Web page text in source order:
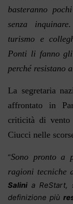
basteranno
senza
turismo e
Ponti li fanno
perché resistano
La segretaria
affrontato in
criticità di vento
Ciucci nelle
“Sono pronto a
ragioni tecniche
Salini a
definizione più